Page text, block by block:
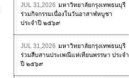
JUL 31,2026 มหาวิทยาลัยกรุงเทพธนบุรี
ร่วมกิจกรรมเนื่องในวันอาสาฬหบูชา
ประจำปี ๒๕๖๙
JUL 31,2026 มหาวิทยาลัยกรุงเทพธนบุรี
ร่วมสืบสานประเพณีแห่เทียนพรรษา ประจำ
ปี ๒๕๖๙